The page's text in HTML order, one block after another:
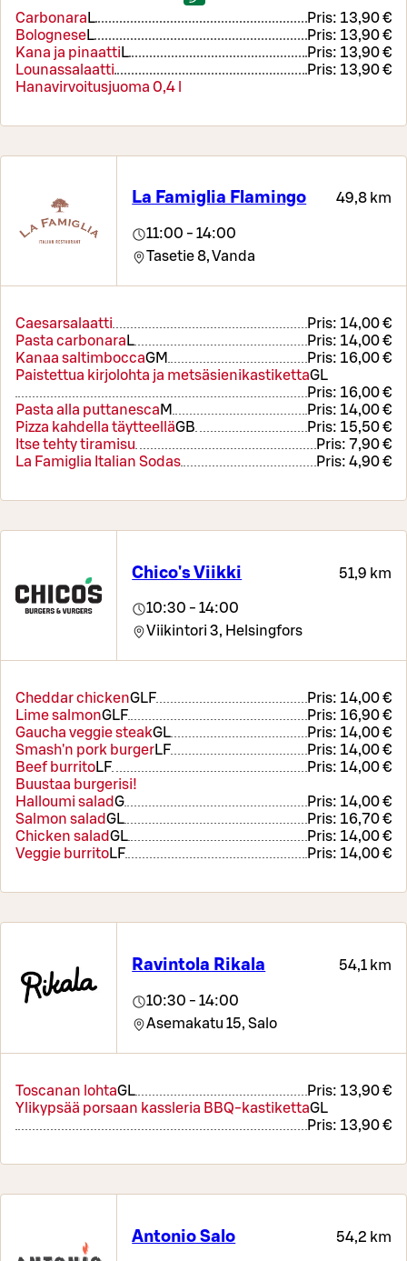
Carbonara L Pris: 13,90 €
BologneseL Pris: 13,90 €
Kana ja pinaatti L Pris: 13,90 €
Lounassalaatti
Pris: 13,90 €
Hanavirvoitusjuoma 0,4 l
La Famiglia Flamingo 49,8 km
11:00 - 14:00
Tasetie 8,Vanda
Caesarsalaatti Pris: 14,00 €
Pasta carbonara L Pris: 14,00 €
Kanaa saltimboccaGM Pris: 16,00 €
Paistettua kirjolohta ja metsäsienikastikettaGL
Pris: 16,00 €
Pasta alla puttanesca M Pris: 14,00 €
Pizza kahdella täytteelläGB Pris: 15,50 €
Itse tehty tiramisu
Pris: 7,90 €
La Famiglia Italian Sodas
Pris: 4,90 €
Chico's Viikki 51,9 km
10:30 - 14:00
Viikintori 3, Helsingfors
Cheddar chickenGLF Pris: 14,00 €
Lime salmonGLF Pris: 16,90 €
Gaucha veggie steakGL Pris: 14,00 €
Smash'n pork burgerLF Pris: 14,00 €
Beef burritoLF Pris: 14,00 €
Buustaa burgerisi!
Halloumi saladG Pris: 14,00 €
Salmon saladGL Pris: 16,70 €
Chicken saladGL Pris: 14,00 €
Veggie burritoLF Pris: 14,00 €
Ravintola Rikala 54,1 km
10:30 - 14:00
Asemakatu 15, Salo
Toscanan lohtaGL Pris: 13,90 €
Ylikypsää porsaan kassleria BBQ-kastikettaGL
Pris: 13,90 €
Antonio Salo 54,2 km